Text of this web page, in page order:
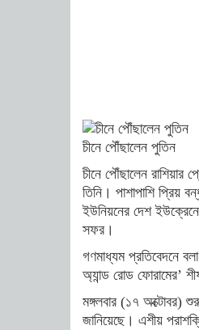
চীনে পৌঁছালেন পুতিন
চীনে পৌঁছালেন রাশিয়ার
তিনি। পাশাপাশি প্রিয়
ইউনিয়নের দেশ
সফর।
গণমাধ্যম প্রতিবেদনে
অ্যান্ড রোড ফোরামের’
মঙ্গলবার (১৭ অক্টোবর)
জানিয়েছে। এশীয়